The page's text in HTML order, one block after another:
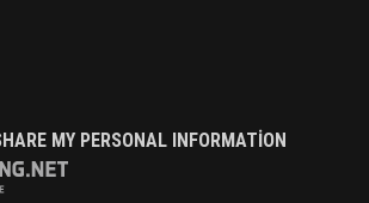
MY PERSONAL INFORMATION